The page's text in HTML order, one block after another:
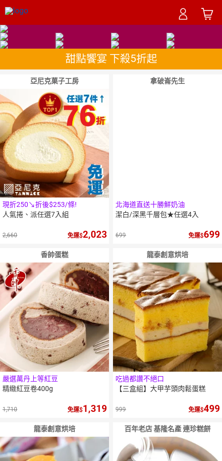
甜點饗宴 下殺5折起
亞尼克菓子工房
現折250↘折後$253/條!
人氣捲、派任選7入組
2,660 免運 2,023
拿破崙先生
北海道直送十勝鮮奶油
潔白/深黑千層包★任選4入
699 免運 699
香帥蛋糕
嚴選萬丹上等紅豆
精緻紅豆卷400g
1,710 免運 1,319
龍泰創意烘培
吃過都讚不絕口
【三盒組】大甲芋頭肉鬆蛋糕
999 免運 499
龍泰創意烘培 百年老店 基隆名產 連珍糕餅